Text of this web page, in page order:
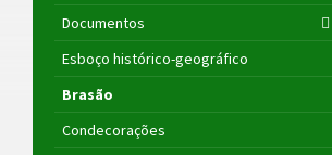
Documentos
Esboço histórico-geográfico
Brasão
Condecorações